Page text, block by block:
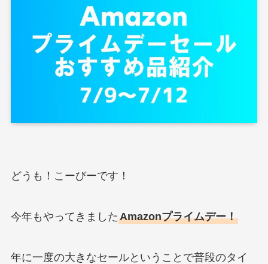
どうも！こーびーです！
今年もやってきましたAmazonプライムデー！
年に一度の大きなセールということで普段のタイ